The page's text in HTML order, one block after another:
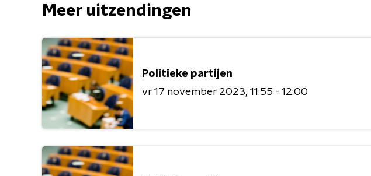
Meer uitzendingen
Politieke partijen
vr 17 november 2023 11:55 - 12:00